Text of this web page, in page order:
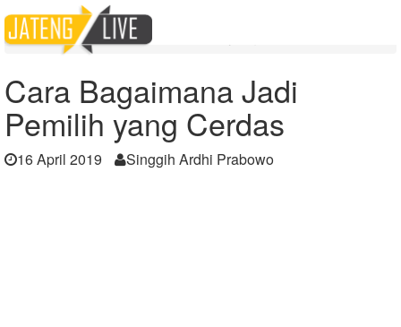
Home
Berita
Cara Bagaimana Jadi Pemilih yang Cerdas
Cara Bagaimana Jadi
Pemilih yang Cerdas
16 April 2019 Singgih Ardhi Prabowo